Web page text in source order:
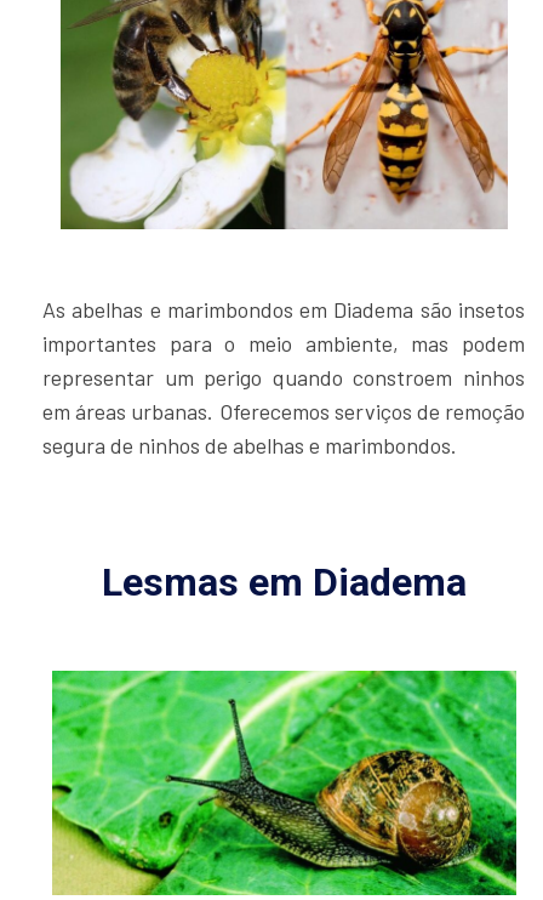
As abelhas e marimbondos em Diadema são insetos
importantes para o meio ambiente, mas podem
representar um perigo quando constroem ninhos
em áreas urbanas. Oferecemos serviços de remoção
segura de ninhos de abelhas e marimbondos.
Lesmas em Diadema